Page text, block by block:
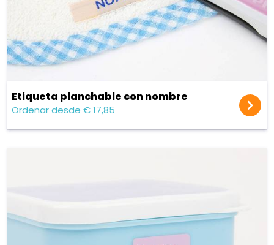
Etiqueta planchable con nombre
Ordenar desde € 17,85